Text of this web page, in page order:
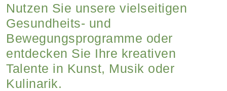
Nutzen Sie unsere vielseitigen
Gesundheits- und
Bewegungsprogramme oder
entdecken Sie Ihre kreativen
Talente in Kunst, Musik oder
Kulinarik.